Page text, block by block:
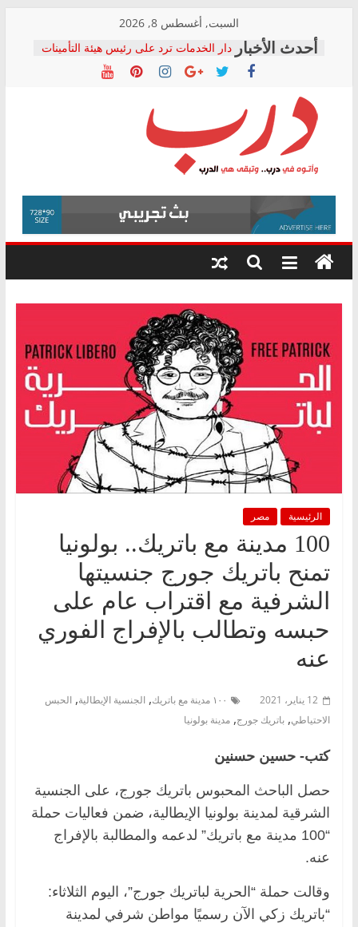
content
السبت, أغسطس 8, 2026
دار الخدمات ترد على رئيس هيئة التأمينات
بعد مؤتمره الصحفي: إنكار الأزمة لا ينهي
معاناة أصحاب المعاشات.. ونطالب بكشف
فرحات سليمان يكتب: القطاع الصحي إلى
أين؟
حزب التحالف الشعبي يطلق لجنة “الحق
في الصحة” بالإسكندرية لرصد الانتهاكات
ودعم المرضى
الوزاري لمدينة الصحفيين.. وانتهاء أعمال
إنشاء المبنى الإداري
المجلس القومي لحقوق الإنسان يعلن
متابعة قضية الدكتور محمد زهران.. ويؤكد:
قرينة البراءة وضمانات المحاكمة العادلة
درب
وأتوه
درب..
وتبقى
هي
الرئيسية مصر
100 مدينة مع باتريك.. بولونيا
تمنح باتريك جورج جنسيتها
الشرفية مع اقتراب عام على
حبسه وتطالب بالإفراج الفوري
عنه
12 يناير، 2021 ١٠٠ مدينة مع باتريك , الجنسية الإيطالية, الحبس
الاحتياطي, باتريك جورج, مدينة بولونيا
كتب- حسين حسنين
حصل الباحث المحبوس باتريك جورج، على الجنسية
الشرقية لمدينة بولونيا الإيطالية، ضمن فعاليات حملة
“100 مدينة مع باتريك” لدعمه والمطالبة بالإفراج
عنه.
وقالت حملة “الحرية لباتريك جورج”، اليوم الثلاثاء:
“باتريك زكي الآن رسميًا مواطن شرفي لمدينة